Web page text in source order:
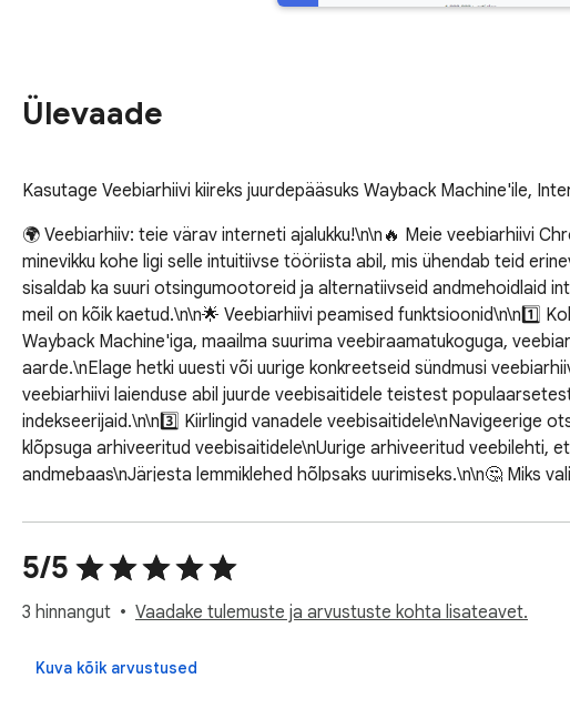
Ülevaade
Kasutage Veebiarhiivi kiireks juurdepääsuks Wayback Machine'ile,
🌍 Veebiarhiiv: teie värav interneti ajalukku!\n\n🔥 Meie veebiarhiivi
minevikku kohe ligi selle intuitiivse tööriista abil, mis ühendab teid
sisaldab ka suuri otsingumootoreid ja alternatiivseid andmehoidlaid
meil on kõik kaetud.\n\n🌟 Veebiarhiivi peamised funktsioonid\n\n1️⃣
Wayback Machine'iga, maailma suurima veebiraamatukoguga,
aarde.\nElage hetki uuesti või uurige konkreetseid sündmusi
veebiarhiivi laienduse abil juurde veebisaitidele teistest
indekseerijaid.\n\n3️⃣ Kiirlingid vanadele veebisaitidele\nNavigeerige
klõpsuga arhiveeritud veebisaitidele\nUurige arhiveeritud veebilehti,
andmebaas\nJärjesta lemmiklehed hõlpsaks uurimiseks.\n\n🤔 Miks
navigeerimine\nSirvige veebiarhiivi hõlpsasti kasutatava liidese
analüüsida, kuidas veebidisain ja trendid aja jooksul muutunud on,
sisu ilma viivitusteta optimeeritud ühenduvuse kaudu.\n\n📚
pärleid, säilitades ajatuid andmeid populaarsetest ressurssidest nagu
saadaolevate vanade versioonide poole.\n— Kohandatavad valikud
5/5
3 hinnangut Vaadake tulemuste ja arvustuste kohta lisateavet.
Kuva kõik arvustused